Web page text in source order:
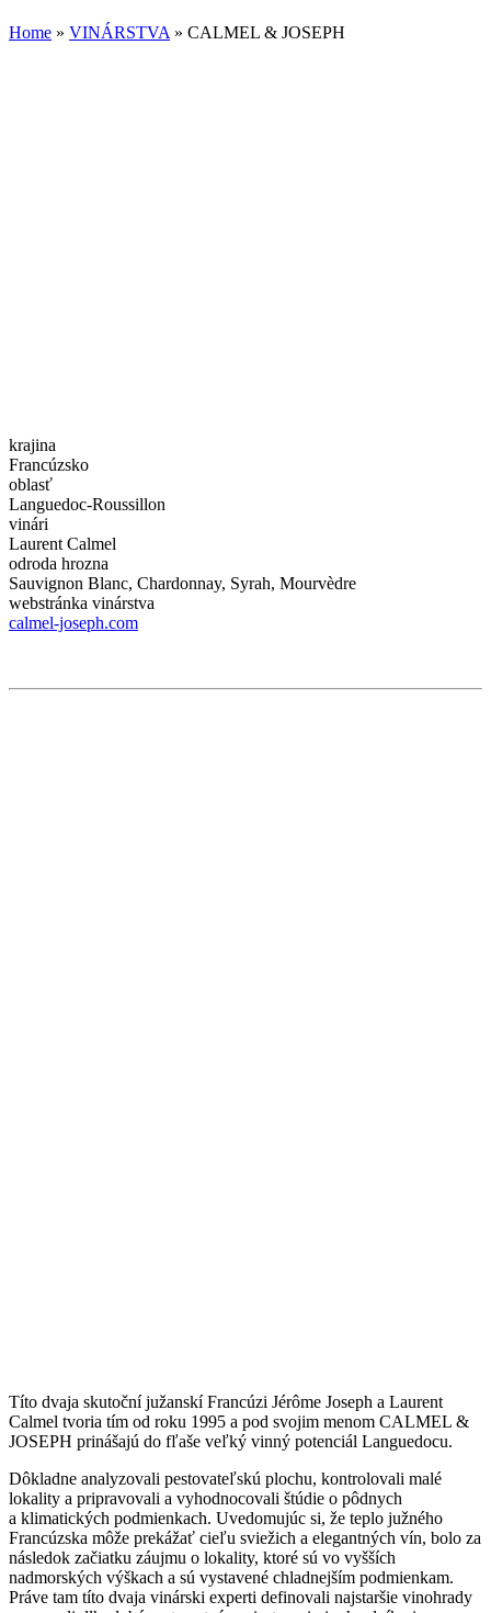
Home » VINÁRSTVA » CALMEL & JOSEPH
krajina
Francúzsko
oblasť
Languedoc-Roussillon
vinári
Laurent Calmel
odroda hrozna
Sauvignon Blanc, Chardonnay, Syrah, Mourvèdre
webstránka vinárstva
calmel-joseph.com
Títo dvaja skutoční južanskí Francúzi Jérôme Joseph a Laurent
Calmel tvoria tím od roku 1995 a pod svojim menom CALMEL &
JOSEPH prinášajú do fľaše veľký vinný potenciál Languedocu.
Dôkladne analyzovali pestovateľskú plochu, kontrolovali malé
lokality a pripravovali a vyhodnocovali štúdie o pôdnych
a klimatických podmienkach. Uvedomujúc si, že teplo južného
Francúzska môže prekážať cieľu sviežich a elegantných vín, bolo za
následok začiatku záujmu o lokality, ktoré sú vo vyšších
nadmorských výškach a sú vystavené chladnejším podmienkam.
Práve tam títo dvaja vinárski experti definovali najstaršie vinohrady